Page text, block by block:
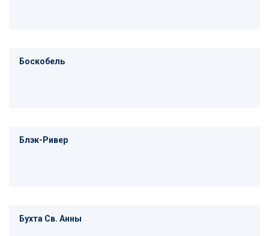
Боскобель
Блэк-Ривер
Бухта Св. Анны